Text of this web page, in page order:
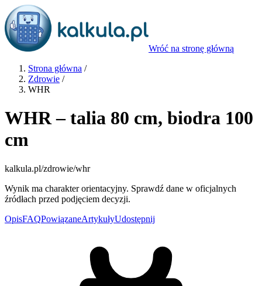
Wróć na stronę główną
Strona główna /
Zdrowie /
WHR
WHR – talia 80 cm, biodra 100
cm
kalkula.pl/zdrowie/whr
Wynik ma charakter orientacyjny. Sprawdź dane w oficjalnych
źródłach przed podjęciem decyzji.
OpisFAQPowiązaneArtykułyUdostępnij